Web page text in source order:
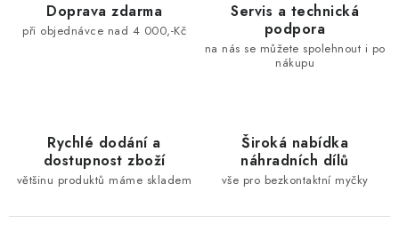
Doprava zdarma
při objednávce nad 4 000,-Kč
Servis a technická
podpora
na nás se můžete spolehnout i po
nákupu
Rychlé dodání a
dostupnost zboží
většinu produktů máme skladem
Široká nabídka
náhradních dílů
vše pro bezkontaktní myčky